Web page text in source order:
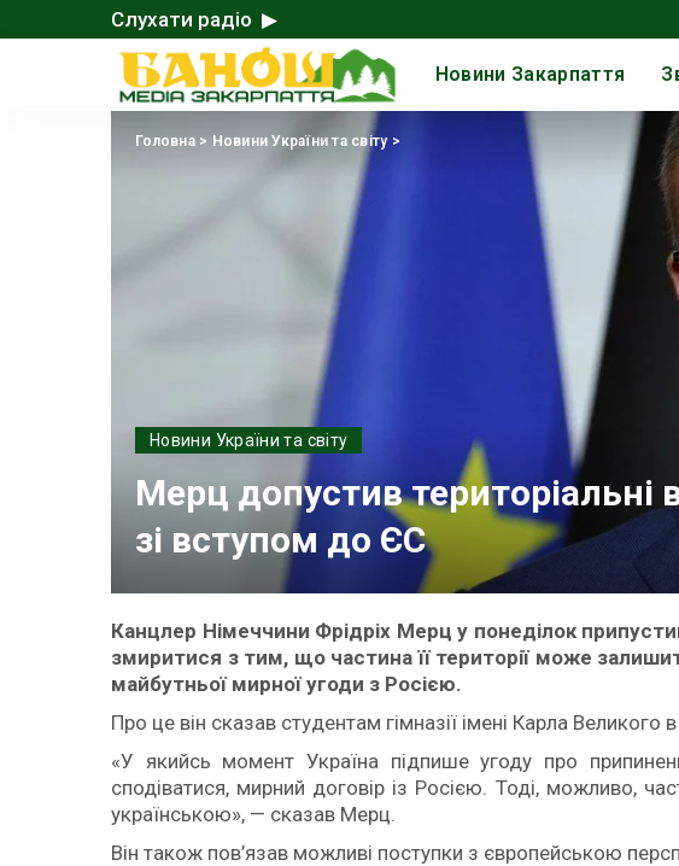
Слухати радіо ▶
Новини Закарпаття
Головна> Новини України та світу >
Новини України та світу
Мерц допустив територіальні
зі вступом до ЄС
Канцлер Німеччини Фрідріх Мерц у понеділок
змиритися з тим, що частина її території може
майбутньої мирної угоди з Росією.
Про це він сказав студентам гімназії імені Карла Великого
«У якийсь момент Україна підпише угоду про
сподіватися, мирний договір із Росією. Тоді, можливо,
українською», — сказав Мерц.
Він також пов’язав можливі поступки з європейською